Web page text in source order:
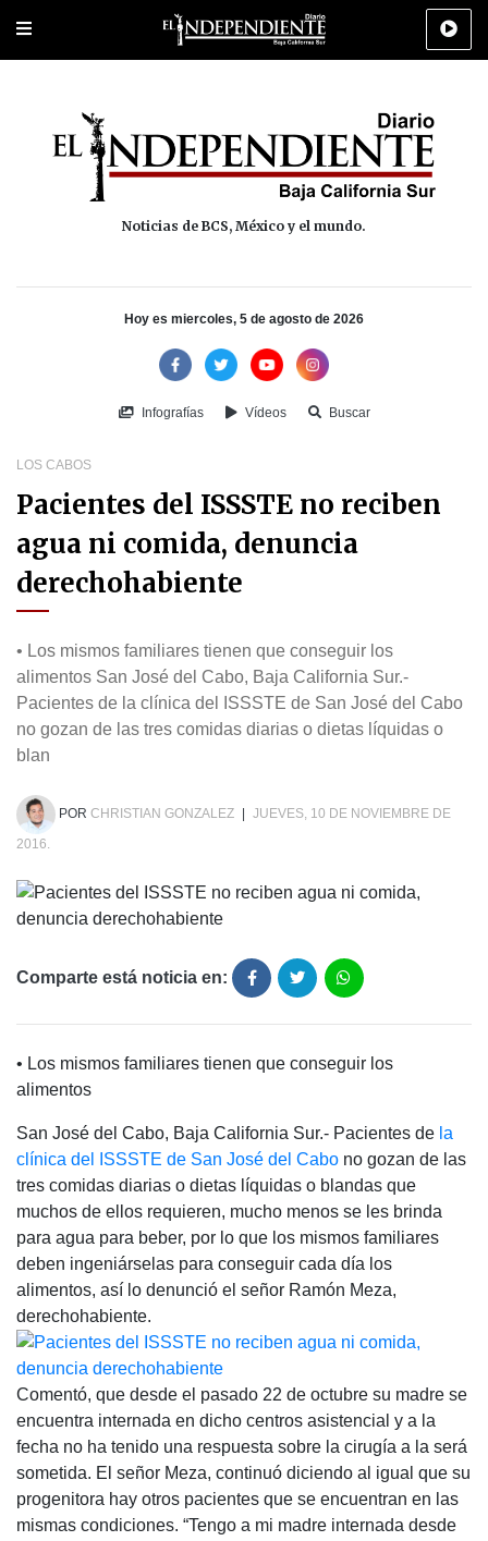
Portada Los Cabos Policiaca Deportes Cultura
Noticias de BCS, México y el mundo.
Hoy es miercoles, 5 de agosto de 2026
Infografías Vídeos Buscar
LOS CABOS
Pacientes del ISSSTE no reciben
agua ni comida, denuncia
derechohabiente
• Los mismos familiares tienen que conseguir los
alimentos San José del Cabo, Baja California Sur.-
Pacientes de la clínica del ISSSTE de San José del Cabo
no gozan de las tres comidas diarias o dietas líquidas o
blan
POR CHRISTIAN GONZALEZ
JUEVES, 10 DE NOVIEMBRE DE
2016.
Comparte está noticia en:
• Los mismos familiares tienen que conseguir los
alimentos
San José del Cabo, Baja California Sur.- Pacientes de la
clínica del ISSSTE de San José del Cabo no gozan de las
tres comidas diarias o dietas líquidas o blandas que
muchos de ellos requieren, mucho menos se les brinda
para agua para beber, por lo que los mismos familiares
deben ingeniárselas para conseguir cada día los
alimentos, así lo denunció el señor Ramón Meza,
derechohabiente.
Comentó, que desde el pasado 22 de octubre su madre se
encuentra internada en dicho centros asistencial y a la
fecha no ha tenido una respuesta sobre la cirugía a la será
sometida. El señor Meza, continuó diciendo al igual que su
progenitora hay otros pacientes que se encuentran en las
mismas condiciones. “Tengo a mi madre internada desde